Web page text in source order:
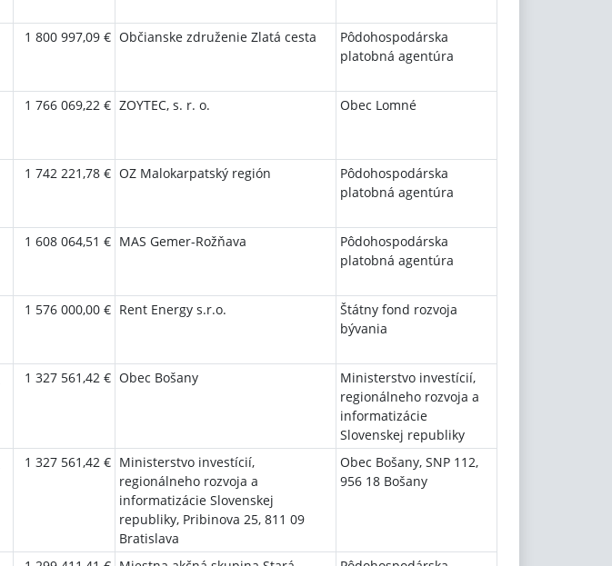
1 800 997,09 € Občianske združenie Zlatá cesta
Pôdohospodárska
platobná agentúra
1 766 069,22 € ZOYTEC, s. r. o. Obec Lomné
1 742 221,78 € OZ Malokarpatský región
Pôdohospodárska
platobná agentúra
1 608 064,51 € MAS Gemer-Rožňava
Pôdohospodárska
platobná agentúra
1 576 000,00 € Rent Energy s.r.o.
Štátny fond rozvoja
bývania
1 327 561,42 € Obec Bošany
Ministerstvo investícií,
regionálneho rozvoja a
informatizácie
Slovenskej republiky
1 327 561,42 € Ministerstvo investícií,
regionálneho rozvoja a
informatizácie Slovenskej
republiky, Pribinova 25, 811 09
Bratislava
Obec Bošany, SNP 112,
956 18 Bošany